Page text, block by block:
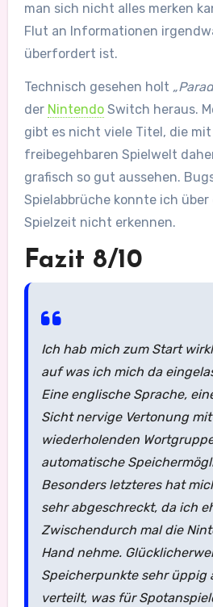
man sich nicht alles merken
Flut an Informationen
überfordert ist.
Technisch gesehen holt
der NintendoSwitch heraus.
gibt es nicht viele Titel, die
freibegehbaren Spielwelt
grafisch so gut aussehen.
Spielabbrüche konnte ich über
Spielzeit nicht erkennen.
Fazit 8/10
Ich hab mich zum Start
auf was ich mich da
Eine englische Sprache,
Sicht nervige Vertonung
wiederholenden
automatische
Besonders letzteres hat
sehr abgeschreckt, da ich
Zwischendurch mal die
Hand nehme.
Speicherpunkte sehr üppig
verteilt, was für